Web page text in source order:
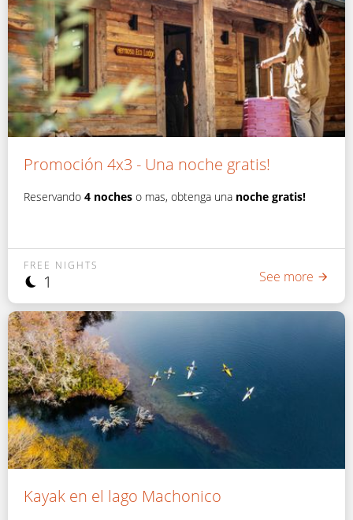
Promoción 4x3 - Una noche gratis!
Reservando 4 noches o mas, obtenga una noche gratis!
FREE NIGHTS
1 See more
Kayak en el lago Machonico